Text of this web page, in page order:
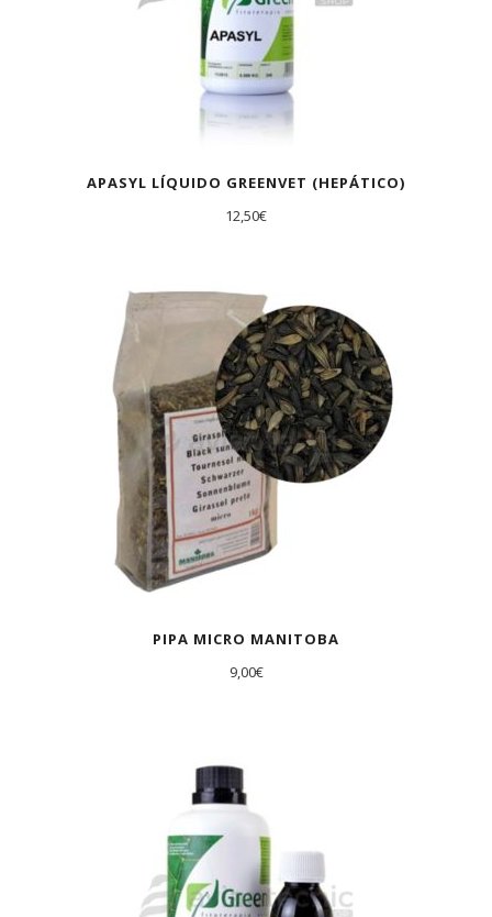
APASYL LÍQUIDO GREENVET (HEPÁTICO)
12,50€
PIPA MICRO MANITOBA
9,00€